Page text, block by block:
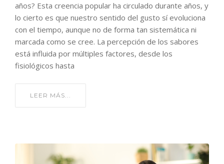
años? Esta creencia popular ha circulado durante años, y
lo cierto es que nuestro sentido del gusto sí evoluciona
con el tiempo, aunque no de forma tan sistemática ni
marcada como se cree. La percepción de los sabores
está influida por múltiples factores, desde los
fisiológicos hasta
LEER MÁS...